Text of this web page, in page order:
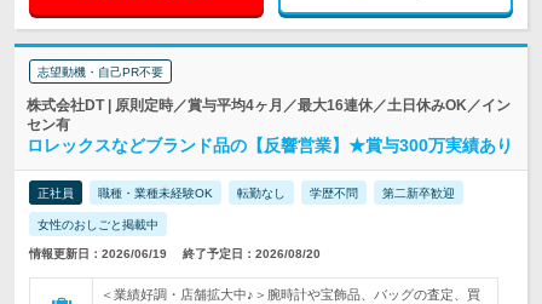
志望動機・自己PR不要
株式会社DT | 原則定時／賞与平均4ヶ月／最大16連休／土日休みOK／イン
セン有
ロレックスなどブランド品の【反響営業】★賞与300万実績あり
正社員 職種・業種未経験OK 転勤なし 学歴不問 第二新卒歓迎
女性のおしごと掲載中
情報更新日：2026/06/19 終了予定日：2026/08/20
＜業績好調・店舗拡大中♪＞腕時計や宝飾品、バッグの査定、買